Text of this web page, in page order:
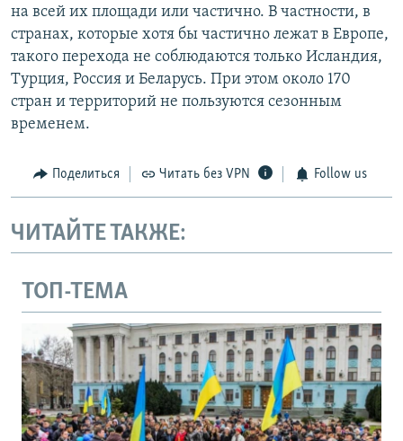
на всей их площади или частично. В частности, в
странах, которые хотя бы частично лежат в Европе,
такого перехода не соблюдаются только Исландия,
Турция, Россия и Беларусь. При этом около 170
стран и территорий не пользуются сезонным
временем.
Поделиться Читать без VPN Follow us
ЧИТАЙТЕ ТАКЖЕ:
ТОП-ТЕМА